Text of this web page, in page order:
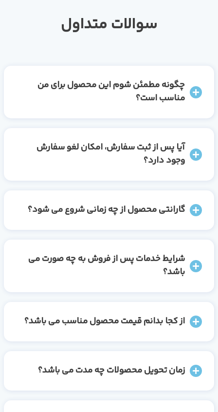
سوالات متداول
چگونه مطمئن شوم این محصول برای من
مناسب است؟
آیا پس از ثبت سفارش، امکان لغو سفارش
وجود دارد؟
گارانتی محصول از چه زمانی شروع می شود؟
شرایط خدمات پس از فروش به چه صورت می
باشد؟
از کجا بدانم قیمت محصول مناسب می باشد؟
زمان تحویل محصولات چه مدت می باشد؟